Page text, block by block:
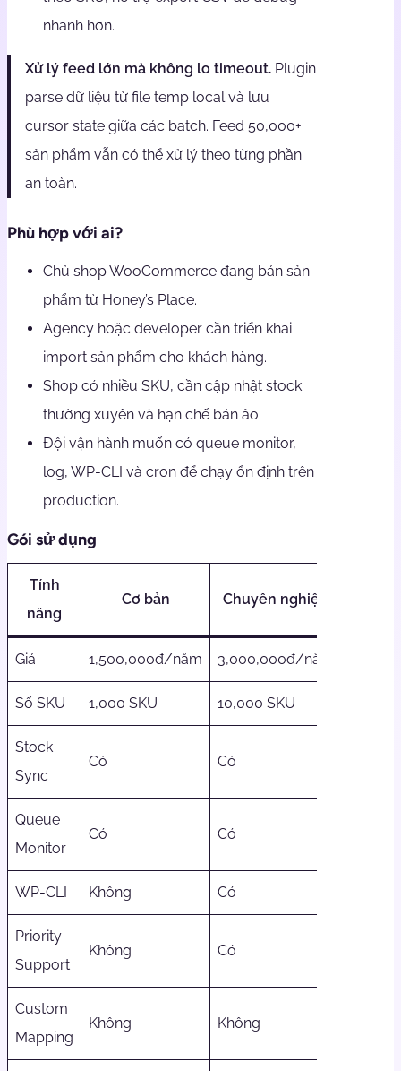
nhanh hơn.
Xử lý feed lớn mà không lo timeout. Plugin
parse dữ liệu từ file temp local và lưu
cursor state giữa các batch. Feed 50,000+
sản phẩm vẫn có thể xử lý theo từng phần
an toàn.
Phù hợp với ai?
Chủ shop WooCommerce đang bán sản
phẩm từ Honey’s Place.
Agency hoặc developer cần triển khai
import sản phẩm cho khách hàng.
Shop có nhiều SKU, cần cập nhật stock
thường xuyên và hạn chế bán ảo.
Đội vận hành muốn có queue monitor,
log, WP-CLI và cron để chạy ổn định trên
production.
Gói sử dụng
Tính
năng
Cơ bản Chuyên nghiệp
Giá 1,500,000đ/năm 3,000,000đ/năm
Số SKU 1,000 SKU 10,000 SKU
Stock
Sync
Có Có
Queue
Monitor
Có Có
WP-CLI Không Có
Priority
Support
Không Có
Custom
Mapping
Không Không